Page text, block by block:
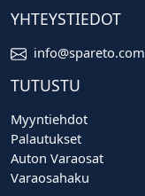
YHTEYSTIEDOT
info@spareto.com
TUTUSTU
Myyntiehdot
Palautukset
Auton Varaosat
Varaosahaku